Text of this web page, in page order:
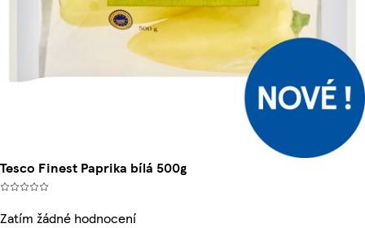
Tesco Finest Paprika bílá 500g
Zatím žádné hodnocení